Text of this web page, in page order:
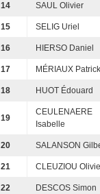
14 SAUL Olivier
15 SELIG Uriel
16 HIERSO Daniel
17 MÉRIAUX Patrick
18 HUOT Édouard
19
CEULENAERE
Isabelle
20 SALANSON
21 CLEUZIOU
22 DESCOS Simon